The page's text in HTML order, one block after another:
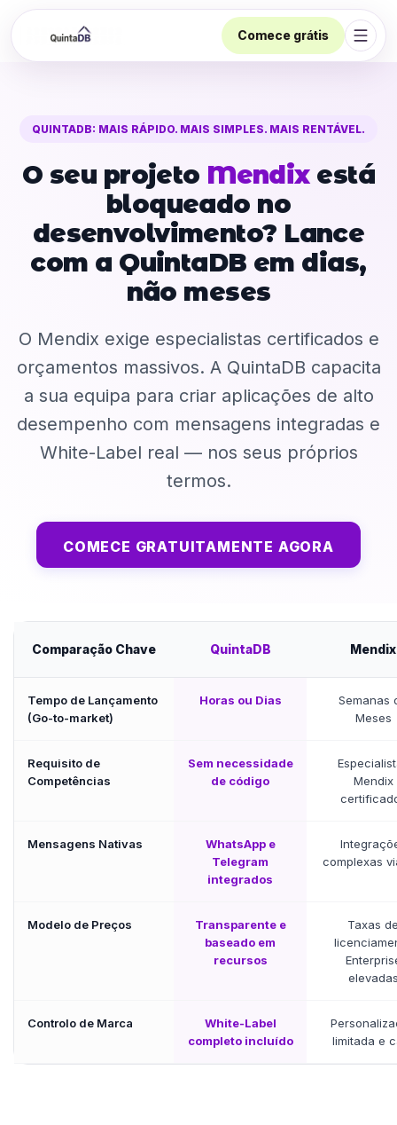
Comece grátis
Abrir
QUINTADB: MAIS RÁPIDO. MAIS SIMPLES. MAIS RENTÁVEL.
O seu projeto Mendixestá
bloqueado no
desenvolvimento? Lance
com a QuintaDB em dias,
não meses
O Mendix exige especialistas certificados e
orçamentos massivos. A QuintaDB capacita
a sua equipa para criar aplicações de alto
desempenho com mensagens integradas e
White-Label real — nos seus próprios
termos.
COMECE GRATUITAMENTE AGORA
Comparação Chave QuintaDB Mendix
Tempo de Lançamento
(Go-to-market)
Horas ou Dias
Semanas
Meses
Requisito de
Competências
Sem necessidade
de código
Mendix
Mensagens Nativas
WhatsApp e
Telegram
integrados
complexas
Modelo de Preços
Transparente e
baseado em
recursos
Taxas
Controlo de Marca
White-Label
completo incluído
limitada e